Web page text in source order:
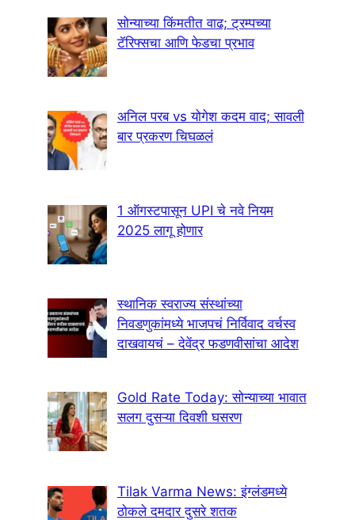
सोन्याच्या किंमतीत वाढ; ट्रम्पच्या
टॅरिफ्सचा आणि फेडचा प्रभाव
अनिल परब vs योगेश कदम वाद; सावली
बार प्रकरण चिघळलं
1 ऑगस्टपासून UPI चे नवे नियम
2025 लागू होणार
स्थानिक स्वराज्य संस्थांच्या
निवडणुकांमध्ये भाजपचं निर्विवाद वर्चस्व
दाखवायचं – देवेंद्र फडणवीसांचा आदेश
Gold Rate Today: सोन्याच्या भावात
सलग दुसऱ्या दिवशी घसरण
Tilak Varma News: इंग्लंडमध्ये
ठोकले दमदार दुसरे शतक